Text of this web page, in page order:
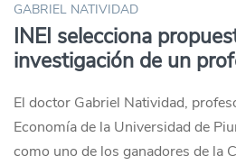
GABRIEL NATIVIDAD
INEI selecciona
investigación de un
El doctor Gabriel Natividad,
Economía de la Universidad de
como uno de los ganadores de la